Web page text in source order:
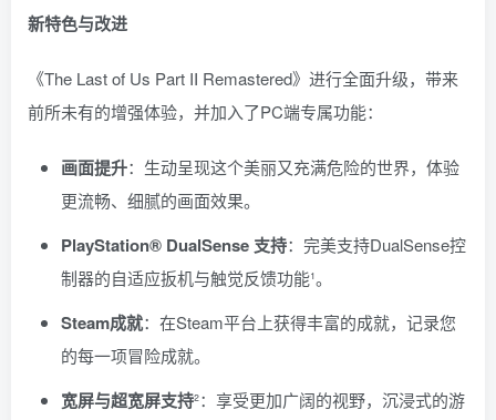
新特色与改进
《The Last of Us Part II Remastered》进行全面升级，带来
前所未有的增强体验，并加入了PC端专属功能：
画面提升：生动呈现这个美丽又充满危险的世界，体验
更流畅、细腻的画面效果。
PlayStation® DualSense 支持：完美支持DualSense控
制器的自适应扳机与触觉反馈功能¹。
Steam成就：在Steam平台上获得丰富的成就，记录您
的每一项冒险成就。
宽屏与超宽屏支持²：享受更加广阔的视野，沉浸式的游